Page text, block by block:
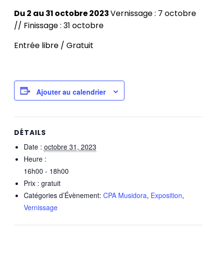
Du 2 au 31 octobre 2023Vernissage : 7 octobre
// Finissage : 31 octobre
Entrée libre / Gratuit
Ajouter au calendrier
DÉTAILS
Date : octobre 31, 2023
Heure :
16h00 - 18h00
Prix : gratuit
Catégories d’Évènement: CPA Musidora, Exposition,
Vernissage